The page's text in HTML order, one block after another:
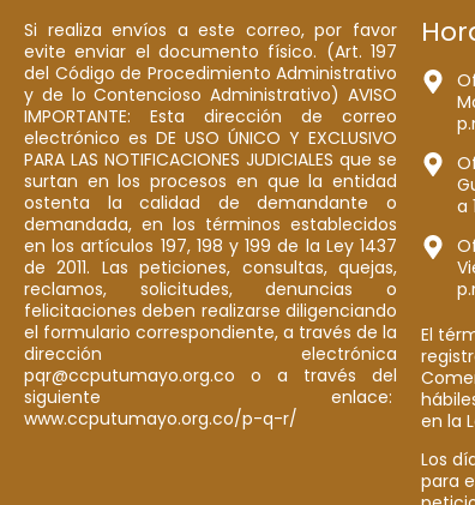
Si realiza envíos a este correo, por favor
evite enviar el documento físico. (Art. 197
del Código de Procedimiento Administrativo
y de lo Contencioso Administrativo) AVISO
IMPORTANTE: Esta dirección de correo
electrónico es DE USO ÚNICO Y EXCLUSIVO
PARA LAS NOTIFICACIONES JUDICIALES que se
surtan en los procesos en que la entidad
ostenta la calidad de demandante o
demandada, en los términos establecidos
en los artículos 197, 198 y 199 de la Ley 1437
de 2011. Las peticiones, consultas, quejas,
reclamos, solicitudes, denuncias o
felicitaciones deben realizarse diligenciando
el formulario correspondiente, a través de la
dirección electrónica
pqr@ccputumayo.org.co o a través del
siguiente enlace:
www.ccputumayo.org.co/p-q-r/
a
El
en la
Los
para